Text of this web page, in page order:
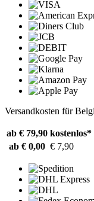
Versandkosten für
ab € 79,90 kostenlos*
ab € 0,00 € 7,90